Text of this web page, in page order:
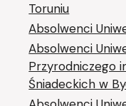
Toruniu
Absolwenci
Absolwenci
Przyrodniczego
Śniadeckich w